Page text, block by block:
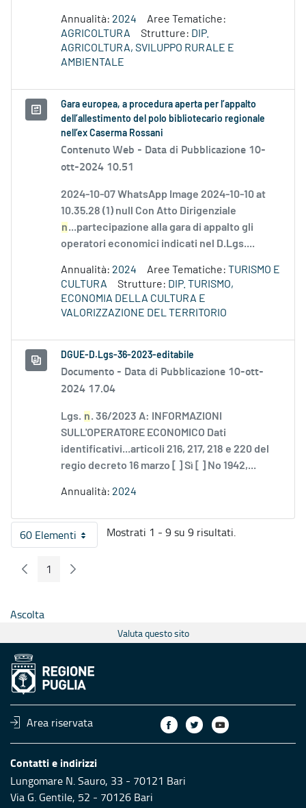
Annualità: 2024
Aree Tematiche:
AGRICOLTURA
Strutture: DIP.
AGRICOLTURA, SVILUPPO RURALE E
AMBIENTALE
Gara europea, a procedura aperta per l’appalto
dell’allestimento del polo bibliotecario regionale
nell’ex Caserma Rossani
Contenuto Web - Data di Pubblicazione 10-
ott-2024 10.51
2024-10-07 WhatsApp Image 2024-10-10 at
10.35.28 (1) null Con Atto Dirigenziale
n...partecipazione alla gara di appalto gli
operatori economici indicati nel D.Lgs....
Annualità: 2024 Aree Tematiche: TURISMO E
CULTURA
Strutture: DIP. TURISMO,
ECONOMIA DELLA CULTURA E
VALORIZZAZIONE DEL TERRITORIO
DGUE-D.Lgs-36-2023-editabile
Documento - Data di Pubblicazione 10-ott-
2024 17.04
Lgs. n. 36/2023 A: INFORMAZIONI
SULL'OPERATORE ECONOMICO Dati
identificativi...articoli 216, 217, 218 e 220 del
regio decreto 16 marzo [ ] Sì [ ] No 1942,...
Annualità: 2024
60 ElementiPer pagina
Mostrati 1 - 9 su 9 risultati.
Pagina Precedente
Pagina
1 Pagina Seguente
Ascolta
Valuta questo sito
Area riservata
Contatti e indirizzi
Lungomare N. Sauro, 33 - 70121 Bari
Via G. Gentile, 52 - 70126 Bari